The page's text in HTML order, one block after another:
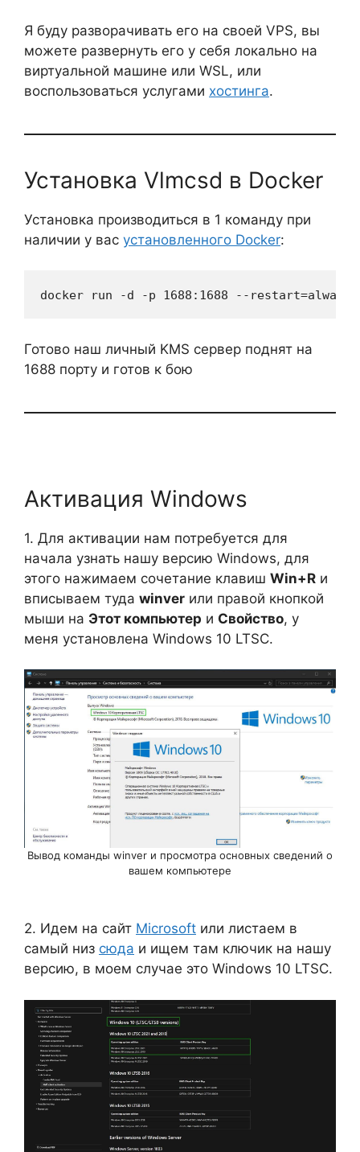
Я буду разворачивать его на своей VPS, вы
можете развернуть его у себя локально на
виртуальной машине или WSL, или
воспользоваться услугами хостинга.
Установка Vlmcsd в Docker
Установка производиться в 1 команду при
наличии у вас установленного Docker:
docker run -d -p 1688:1688 --restart=always
Готово наш личный KMS сервер поднят на
1688 порту и готов к бою
Активация Windows
1. Для активации нам потребуется для
начала узнать нашу версию Windows, для
этого нажимаем сочетание клавиш Win+R и
вписываем туда winver или правой кнопкой
мыши на Этот компьютер и Свойство, у
меня установлена Windows 10 LTSC.
Вывод команды winver и просмотра основных сведений о
вашем компьютере
2. Идем на сайт Microsoft или листаем в
самый низ сюда и ищем там ключик на нашу
версию, в моем случае это Windows 10 LTSC.